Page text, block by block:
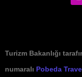
Turizm Bakanlığı
numaralı Pobeda